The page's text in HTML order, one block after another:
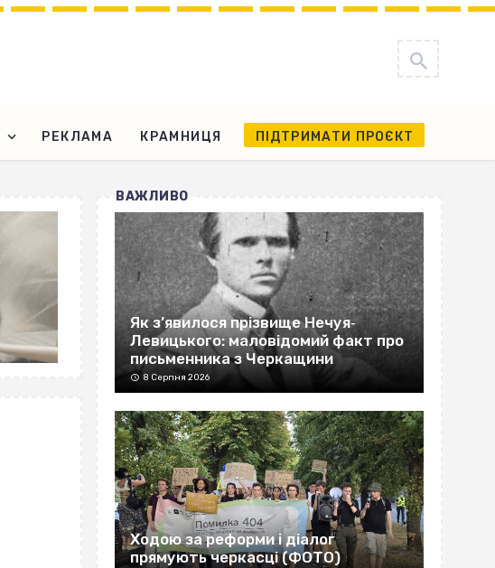
РЕКЛАМА КРАМНИЦЯ ПІДТРИМАТИ ПРОЄКТ
ВАЖЛИВО
Як з’явилося прізвище Нечуя‐
Левицького: маловідомий факт про
письменника з Черкащини
8 Серпня 2026
Ходою за реформи і діалог
прямують черкасці (ФОТО)